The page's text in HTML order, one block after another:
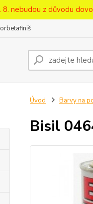
nebudou z důvodu
Úvod Barvy na
Bisil